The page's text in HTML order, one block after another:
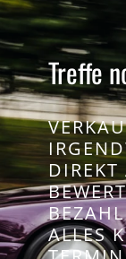
Treffe
ALLES